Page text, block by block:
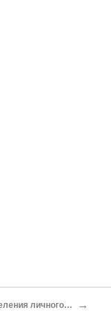
4. Тенденция отделения личного закона юридического лица от его государственной принадлежности (национальности) →